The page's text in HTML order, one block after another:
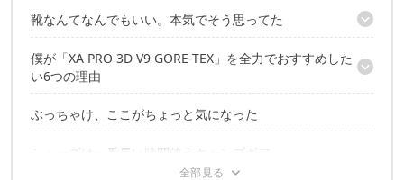
靴なんてなんでもいい。本気でそう思ってた
愛用シューズがボロボロに。そろそろ買い換え時か……
ということで、ちょっといい靴を手に入れた
僕が「XA PRO 3D V9 GORE-TEX」を全力でおすすめした
い6つの理由
1. 足を入れて感動！フィット感が心地よい
3. 面倒くささ回避！ありがたい便利機能
4.安定感が良いから足を挫きにくい
ぶっちゃけ、ここがちょっと気になった
シューズは一番長い時間使うキャンプギア